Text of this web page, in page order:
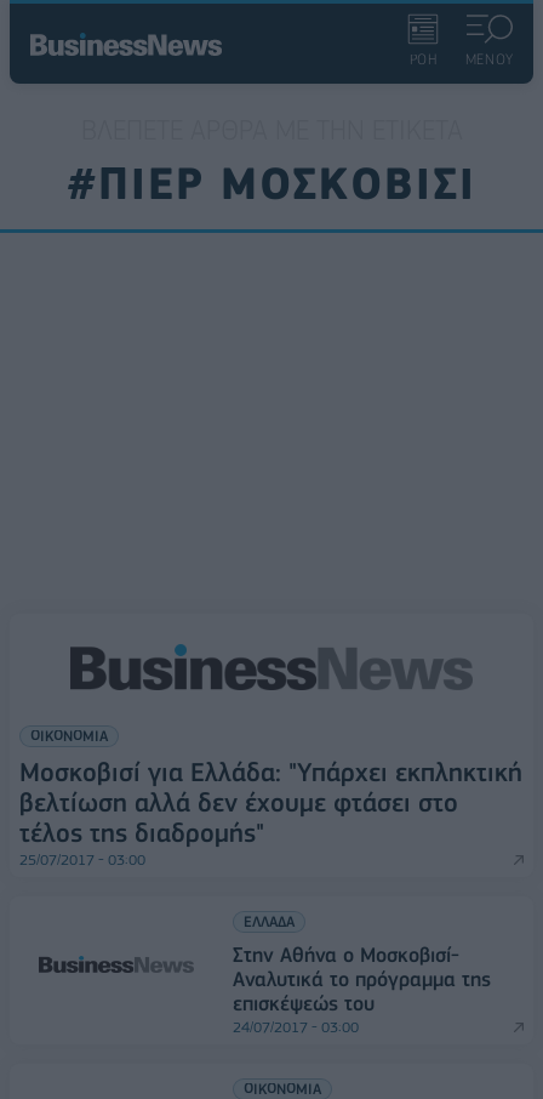
ΡΟΗ ΜΕΝΟΥ
#ΠΙΕΡ ΜΟΣΚΟΒΙΣΙ
ΟΙΚΟΝΟΜΙΑ
Μοσκοβισί για Ελλάδα: "Υπάρχει εκπληκτική
βελτίωση αλλά δεν έχουμε φτάσει στο
τέλος της διαδρομής"
25/07/2017 - 03:00
ΕΛΛΑΔΑ
Στην Αθήνα ο Μοσκοβισί-
Αναλυτικά το πρόγραμμα της
επισκέψεώς του
24/07/2017 - 03:00
ΟΙΚΟΝΟΜΙΑ